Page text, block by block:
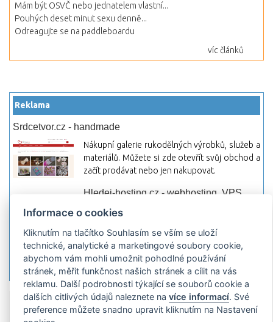
Mám být OSVČ nebo jednatelem vlastní...
Pouhých deset minut sexu denně...
Odreagujte se na paddleboardu
víc článků
Reklama
Srdcetvor.cz - handmade
Nákupní galerie rukodělných výrobků, služeb a
materiálů. Můžete si zde otevřít svůj obchod a
začít prodávat nebo jen nakupovat.
Hledej-hosting.cz - webhosting, VPS
hosting programů s možností jejich
pokročilého vyhledávání a porovnávání.
Najděte si jednoduše vhodný hosting.
Přidat server Propagace Co je RSS
o
rssMonitor.cz
Partneři Reklama Podmínky používání Ochrana
Informace o cookies
Kliknutím na tlačítko Souhlasím se vším se uloží
technické, analytické a marketingové soubory cookie,
abychom vám mohli umožnit pohodlné používání
stránek, měřit funkčnost našich stránek a cílit na vás
reklamu. Další podrobnosti týkající se souborů cookie a
dalších citlivých údajů naleznete navíce informací. Své
preference můžete snadno upravit kliknutím na Nastavení